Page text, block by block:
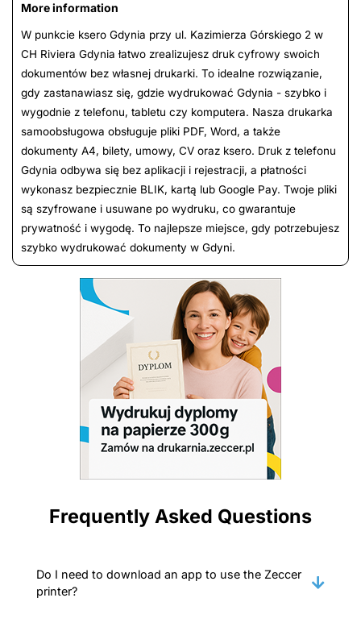
More information
W punkcie ksero Gdynia przy ul. Kazimierza Górskiego 2 w
CH Riviera Gdynia łatwo zrealizujesz druk cyfrowy swoich
dokumentów bez własnej drukarki. To idealne rozwiązanie,
gdy zastanawiasz się, gdzie wydrukować Gdynia - szybko i
wygodnie z telefonu, tabletu czy komputera. Nasza drukarka
samoobsługowa obsługuje pliki PDF, Word, a także
dokumenty A4, bilety, umowy, CV oraz ksero. Druk z telefonu
Gdynia odbywa się bez aplikacji i rejestracji, a płatności
wykonasz bezpiecznie BLIK, kartą lub Google Pay. Twoje pliki
są szyfrowane i usuwane po wydruku, co gwarantuje
prywatność i wygodę. To najlepsze miejsce, gdy potrzebujesz
szybko wydrukować dokumenty w Gdyni.
Frequently Asked Questions
Do I need to download an app to use the Zeccer
printer?